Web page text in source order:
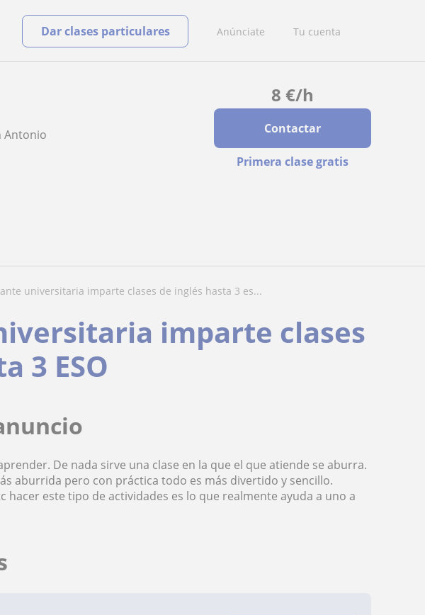
Anúnciate Tu cuenta
Dar clases particulares
8 €/h
Contactar
Primera clase gratis
Antonio
universitaria imparte clases de inglés hasta 3 es...
imparte clases
3 ESO
De nada sirve una clase en la que el que atiende se aburra.
aburrida pero con práctica todo es más divertido y sencillo.
hacer este tipo de actividades es lo que realmente ayuda a uno a